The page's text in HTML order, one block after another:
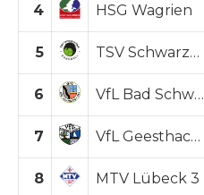
4 HSG Wagrien
5 TSV Schwarzenbek 2
6 VfL Bad Schwartau
7 VfL Geesthacht
8 MTV Lübeck 3